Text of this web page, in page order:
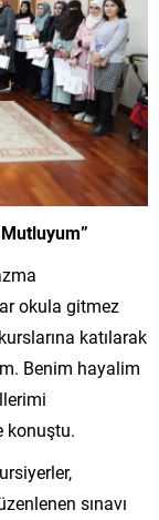
okula gitmez
katılarak
Benim hayalim
konuştu.
sınavı